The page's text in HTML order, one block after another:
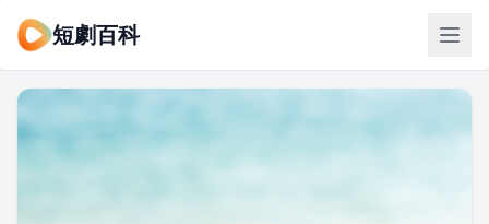
短劇百科